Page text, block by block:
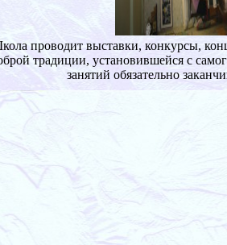
проводит выставки, конкурсы,
традиции, установившейся с
занятий обязательно